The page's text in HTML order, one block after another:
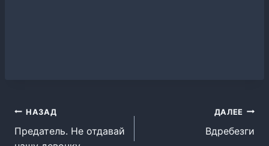
Навигация
по
НАЗАД
Предатель. Не отдавай
ДАЛЕЕ
Вдребезги